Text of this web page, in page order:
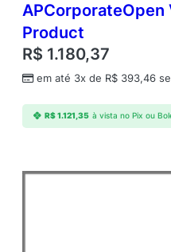
APCorporateOpen
Product
R$ 1.180,37
em até 3x de R$ 393,46
R$1.121,35 à vista no Pix ou